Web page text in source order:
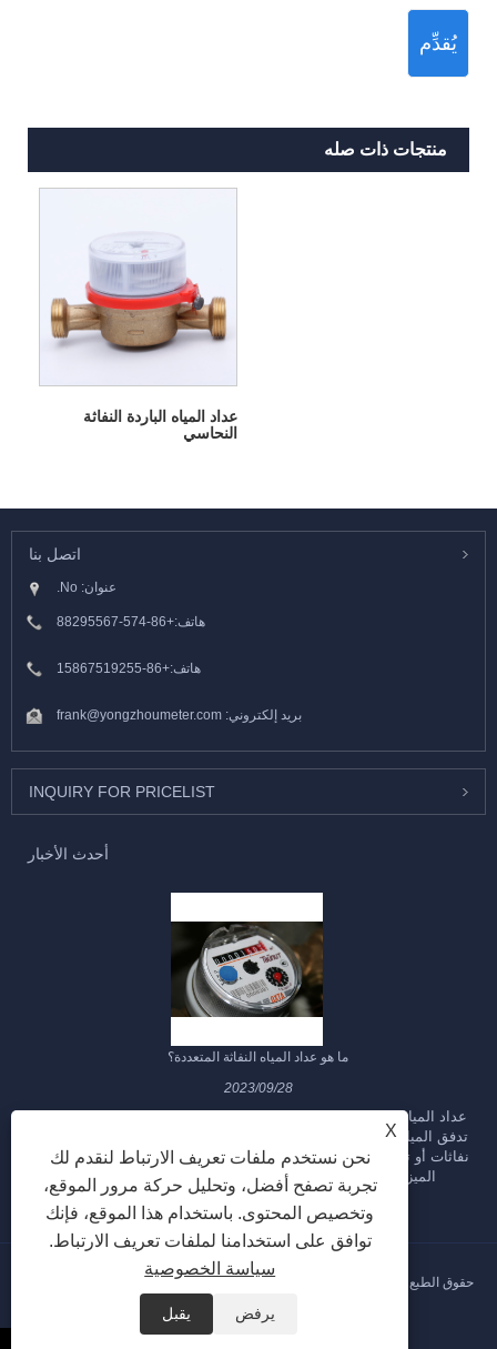
يُقدِّم
منتجات ذات صله
عداد المياه الباردة النفاثة
النحاسي
اتصل بنا
عنوان: No.
هاتف:+86-574-88295567
هاتف:+86-15867519255
بريد إلكتروني: frank@yongzhoumeter.com
INQUIRY FOR PRICELIST
أحدث الأخبار
ما هو عداد المياه النفاثة المتعددة؟
2023/09/28
عداد المياه متعدد النفاثات هو نوع من عدادات المياه المصممة لقياس
تدفق المياه عبر خط الأنابيب. يطلق عليه "متعدد النفاثات" لأنه يستخدم
نفاثات أو تيارات مائية متعددة لقياس معدل تدفق المياه. فيما يلي بعض
الميزات والخصائص الرئيسية لمقياس المياه متعدد النفاثات:
الحقوق محفوظة
X
نحن نستخدم ملفات تعريف الارتباط لنقدم لك
تجربة تصفح أفضل، وتحليل حركة مرور الموقع،
وتخصيص المحتوى. باستخدام هذا الموقع، فإنك
توافق على استخدامنا لملفات تعريف الارتباط.
سياسة الخصوصية
يرفض يقبل